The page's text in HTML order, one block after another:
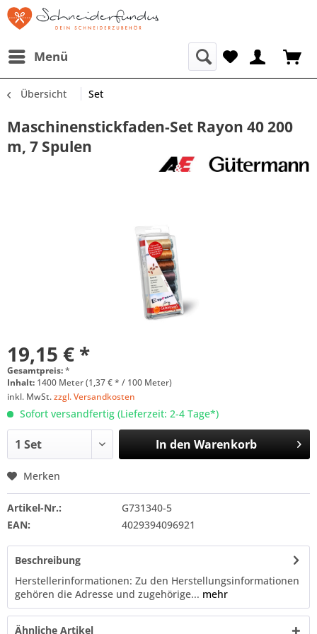
Menü
Übersicht Set
Maschinenstickfaden-Set Rayon 40 200
m, 7 Spulen
19,15 € *
Gesamtpreis:*
Inhalt: 1400 Meter (1,37 € * / 100 Meter)
inkl. MwSt.zzgl. Versandkosten
Sofort versandfertig (Lieferzeit: 2-4 Tage*)
In den Warenkorb
Merken
Artikel-Nr.:
G731340-5
EAN:
4029394096921
Beschreibung
Herstellerinformationen: Zu den Herstellungsinformationen
gehören die Adresse und zugehörige... mehr
Ähnliche Artikel